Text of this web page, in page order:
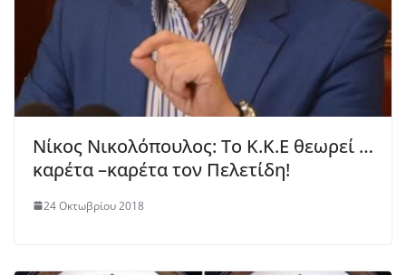
Νίκος Νικολόπουλος: Το Κ.Κ.Ε θεωρεί …
καρέτα –καρέτα τον Πελετίδη!
24 Οκτωβρίου 2018